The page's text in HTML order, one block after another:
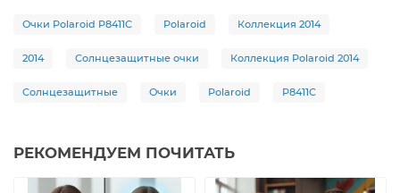
Очки Polaroid P8411C Polaroid Коллекция 2014
2014 Солнцезащитные очки Коллекция Polaroid 2014
Солнцезащитные Очки Polaroid P8411C
РЕКОМЕНДУЕМ ПОЧИТАТЬ